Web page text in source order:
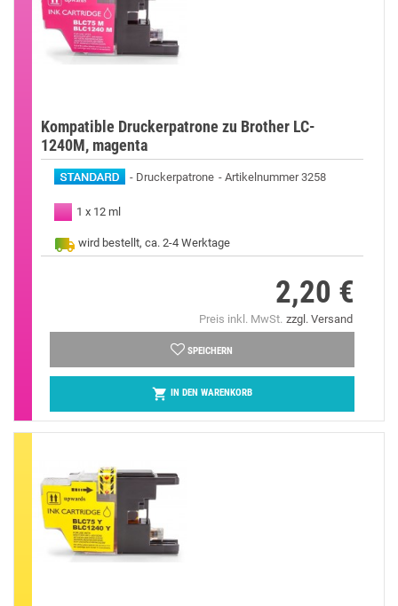
Kompatible Druckerpatrone zu Brother LC-
1240M, magenta
Druckerpatrone Artikelnummer 3258
1 x 12 ml
wird bestellt, ca. 2-4 Werktage
2,20 €
Preis inkl. MwSt. zzgl. Versand
SPEICHERN
 IN DEN WARENKORB